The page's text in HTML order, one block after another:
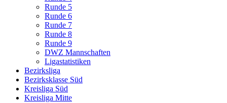
Runde 5
Runde 6
Runde 7
Runde 8
Runde 9
DWZ Mannschaften
Ligastatistiken
Bezirksliga
Bezirksklasse Süd
Kreisliga Süd
Kreisliga Mitte